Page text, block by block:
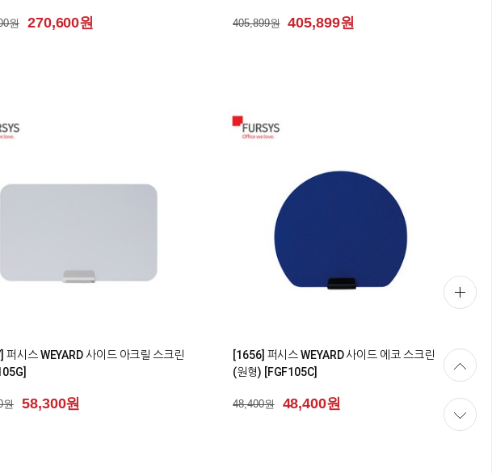
원 270,600원 405,899원 405,899원
퍼시스 WEYARD 사이드 아크릴 스크린
원 58,300원
[1656] 퍼시스 WEYARD 사이드 에코 스크린
(원형) [FGF105C]
48,400원 48,400원